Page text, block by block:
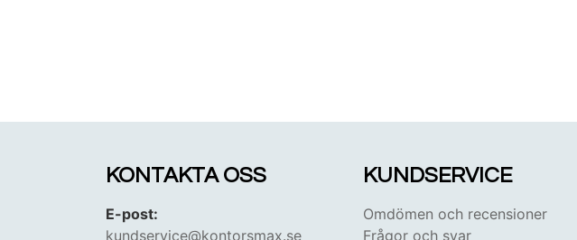
KONTAKTA OSS
E-post:
kundservice@kontorsmax.se
KUNDSERVICE
Omdömen och recensioner
Frågor och svar